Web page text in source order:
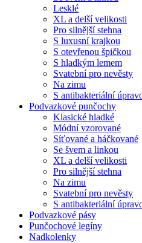
Lesklé
XL a delší velikosti
Pro silnější stehna
S luxusní krajkou
S otevřenou špičkou
S hladkým lemem
Svatební pro nevěsty
Na zimu
S antibakteriální
Podvazkové punčochy
Klasické hladké
Módní vzorované
Síťované a háčkované
Se švem a linkou
XL a delší velikosti
Pro silnější stehna
Na zimu
Svatební pro nevěsty
S antibakteriální
Podvazkové pásy
Punčochové legíny
Nadkolenky